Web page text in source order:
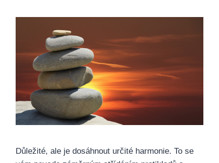
Důležité, ale je dosáhnout určité harmonie. To se